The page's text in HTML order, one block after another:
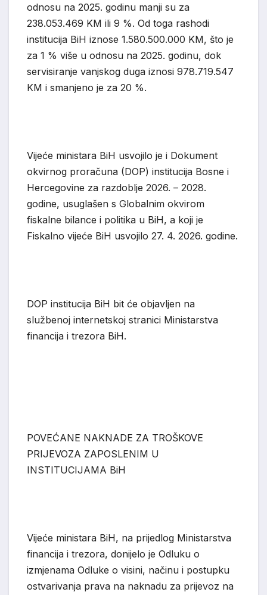
odnosu na 2025. godinu manji su za
238.053.469 KM ili 9 %. Od toga rashodi
institucija BiH iznose 1.580.500.000 KM, što je
za 1 % više u odnosu na 2025. godinu, dok
servisiranje vanjskog duga iznosi 978.719.547
KM i smanjeno je za 20 %.
Vijeće ministara BiH usvojilo je i Dokument
okvirnog proračuna (DOP) institucija Bosne i
Hercegovine za razdoblje 2026. – 2028.
godine, usuglašen s Globalnim okvirom
fiskalne bilance i politika u BiH, a koji je
Fiskalno vijeće BiH usvojilo 27. 4. 2026. godine.
DOP institucija BiH bit će objavljen na
službenoj internetskoj stranici Ministarstva
financija i trezora BiH.
POVEĆANE NAKNADE ZA TROŠKOVE
PRIJEVOZA ZAPOSLENIM U
INSTITUCIJAMA BiH
Vijeće ministara BiH, na prijedlog Ministarstva
financija i trezora, donijelo je Odluku o
izmjenama Odluke o visini, načinu i postupku
ostvarivanja prava na naknadu za prijevoz na